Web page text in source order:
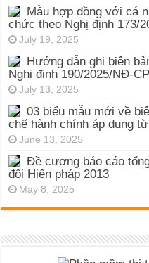
Mẫu hợp đồng với cá
chức theo Nghị định 173/
July 19, 2025
Hướng dẫn ghi biên
Nghị định 190/2025/NĐ-CP
July 13, 2025
03 biểu mẫu mới về
chế hành chính áp dụng
June 13, 2025
Đề cương báo cáo
đổi Hiến pháp 2013
May 8, 2025